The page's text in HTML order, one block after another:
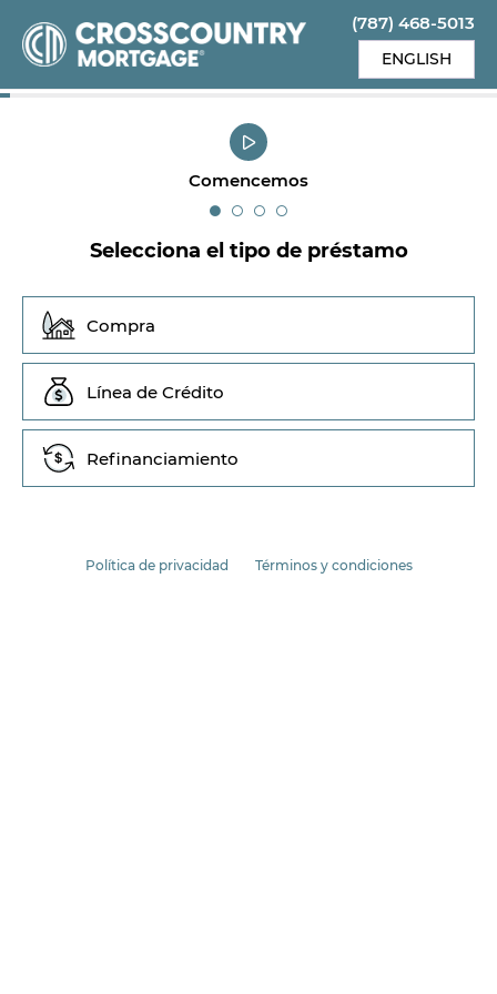
(787) 468-5013
ENGLISH
Comencemos
Selecciona el tipo de préstamo
Compra
Línea de Crédito
Refinanciamiento
Política de privacidad Términos y condiciones